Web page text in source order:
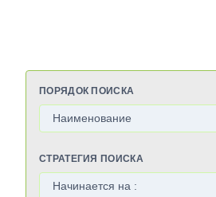
ПОРЯДОК ПОИСКА
СТРАТЕГИЯ ПОИСКА